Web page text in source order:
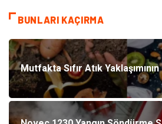
BUNLARI KAÇIRMA
Mutfakta Sıfır Atık